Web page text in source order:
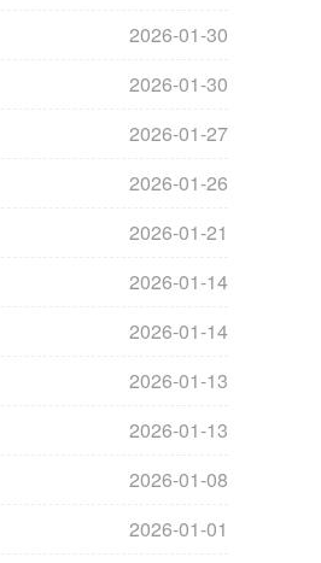
2026-01-30
2026-01-30
2026-01-27
2026-01-26
2026-01-21
2026-01-14
2026-01-14
2026-01-13
2026-01-13
2026-01-08
2026-01-01